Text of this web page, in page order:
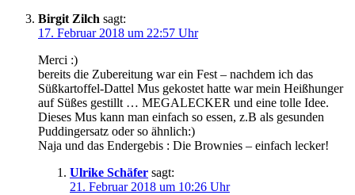
Birgit Zilch sagt:
17. Februar 2018 um 22:57 Uhr
Merci :)
bereits die Zubereitung war ein Fest – nachdem ich das
Süßkartoffel-Dattel Mus gekostet hatte war mein Heißhunger
auf Süßes gestillt … MEGALECKER und eine tolle Idee.
Dieses Mus kann man einfach so essen, z.B als gesunden
Puddingersatz oder so ähnlich:)
Naja und das Endergebis : Die Brownies – einfach lecker!
Ulrike Schäfer sagt:
21. Februar 2018 um 10:26 Uhr